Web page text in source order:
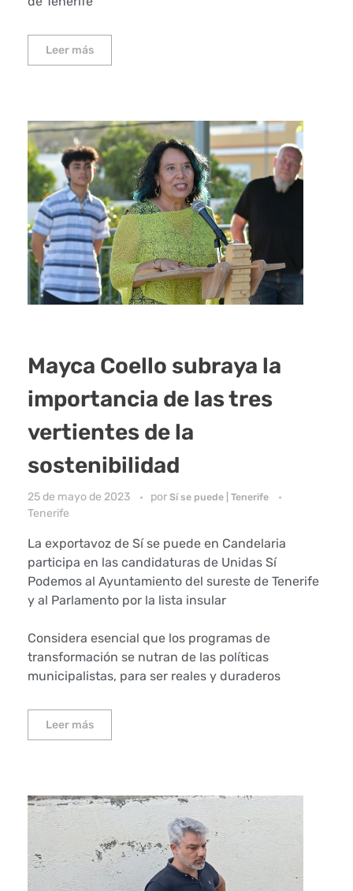
Leer más
Mayca Coello subraya la
importancia de las tres
vertientes de la
sostenibilidad
25 de mayo de 2023 por Sí se puede | Tenerife
Tenerife
La exportavoz de Sí se puede en Candelaria
participa en las candidaturas de Unidas Sí
Podemos al Ayuntamiento del sureste de Tenerife
y al Parlamento por la lista insular
Considera esencial que los programas de
transformación se nutran de las políticas
municipalistas, para ser reales y duraderos
Leer más